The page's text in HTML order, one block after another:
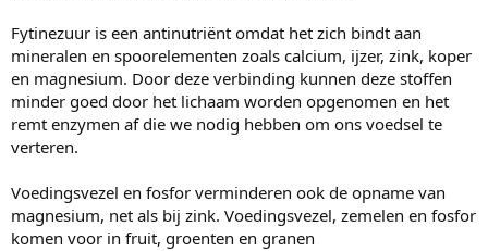
Fytinezuur is een antinutriënt omdat het zich bindt aan
mineralen en spoorelementen zoals calcium, ijzer, zink, koper
en magnesium. Door deze verbinding kunnen deze stoffen
minder goed door het lichaam worden opgenomen en het
remt enzymen af die we nodig hebben om ons voedsel te
verteren.
Voedingsvezel en fosfor verminderen ook de opname van
magnesium, net als bij zink. Voedingsvezel, zemelen en fosfor
komen voor in fruit, groenten en granen